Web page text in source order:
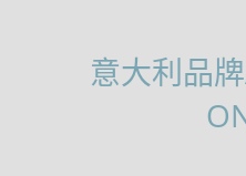
意大利品